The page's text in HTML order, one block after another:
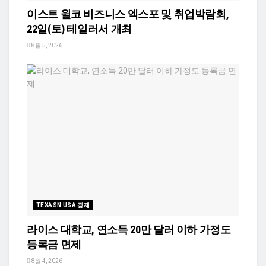
이스트 윌코 비즈니스 엑스포 및 취업박람회,
22일(토) 테일러서 개최
8월 5, 2026
TEXASN USA 경제
라이스 대학교, 연소득 20만 달러 이하 가정도
등록금 면제
8월 4, 2026